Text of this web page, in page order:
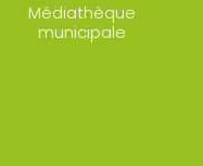
Médiathèque
municipale